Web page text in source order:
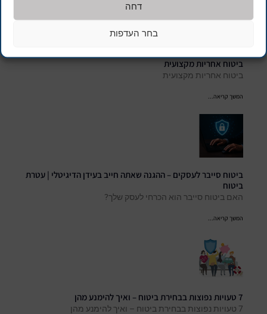
דחה
בחר העדפות
ביטוח אחריות מקצועית
ביטוח אחריות מקצועית
המשך קריאה...
ביטוח סייבר לעסקים – ההגנה שאתה חייב בעידן הדיגיטלי | עטרת
ביטוח
האם ביטוח סייבר הוא הכרחי לעסק שלך?
המשך קריאה...
7 טעויות נפוצות בבחירת ביטוח – ואיך להימנע מהן
7 טעויות נפוצות בבחירת ביטוח – ואיך להימנע מהן